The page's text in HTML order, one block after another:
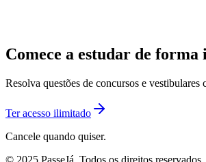
Comece a estudar de
Resolva questões de concursos e
Ter acesso ilimitado
Cancele quando quiser.
© 2025 PasseJá. Todos os direitos reservados.